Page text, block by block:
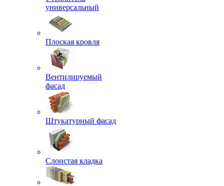
универсальный
Плоская кровля
Вентилируемый
фасад
Штукатурный фасад
Слоистая кладка